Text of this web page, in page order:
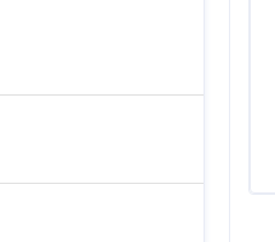
should
work in a fast-